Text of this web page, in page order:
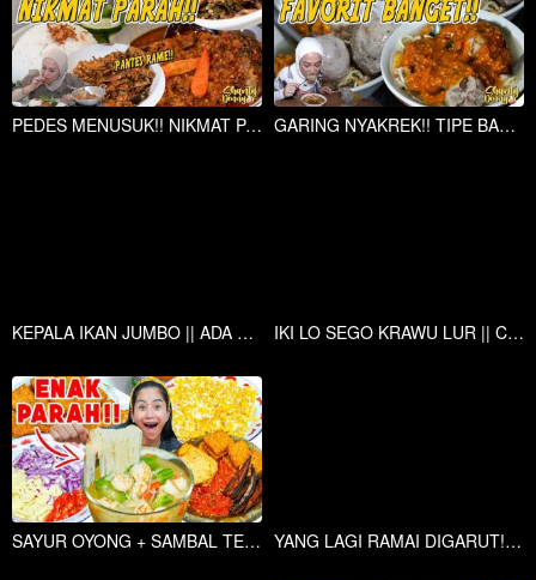
PEDES MENUSUK!! NIKMAT PARAH!! BOLOSEGO!! GARING NYAKREK!! TIPE BAKSO FAVORIT!! BAKSO JAWI BU MIYAR!!
KEPALA IKAN JUMBO || ADA YANG TAU INI IKAN APA ? IKI LO SEGO KRAWU LUR || CARA MEMBUAT NASI KRAWU
SAYUR OYONG + SAMBAL TERASI INI BIKIN OMAY KALAP MAKAN!! YANG LAGI RAMAI DIGARUT!! MURAH NAMPOL!! AYAM ARJUNA!!